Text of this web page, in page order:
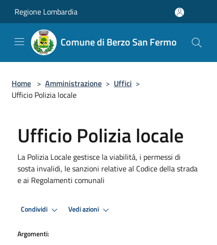
Regione Lombardia
Comune di Berzo San Fermo
Home > Amministrazione > Uffici >
Ufficio Polizia locale
Ufficio Polizia locale
La Polizia Locale gestisce la viabilità, i permessi di
sosta invalidi, le sanzioni relative al Codice della strada
e ai Regolamenti comunali
Condividi Vedi azioni
Argomenti: